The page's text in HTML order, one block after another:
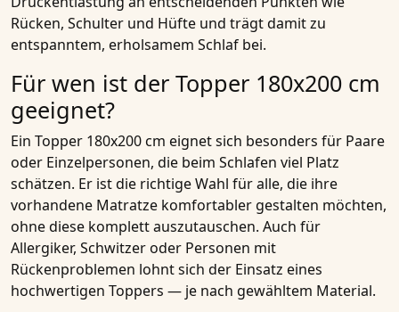
Rücken, Schulter und Hüfte und trägt damit zu
entspanntem, erholsamem Schlaf bei.
Für wen ist der Topper 180x200 cm
geeignet?
Ein Topper 180x200 cm eignet sich besonders für Paare
oder Einzelpersonen, die beim Schlafen viel Platz
schätzen. Er ist die richtige Wahl für alle, die ihre
vorhandene Matratze komfortabler gestalten möchten,
ohne diese komplett auszutauschen. Auch für
Allergiker, Schwitzer oder Personen mit
Rückenproblemen lohnt sich der Einsatz eines
hochwertigen Toppers — je nach gewähltem Material.